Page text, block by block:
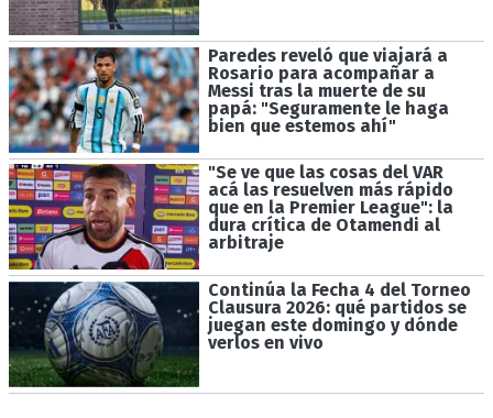
Paredes reveló que viajará a
Rosario para acompañar a
Messi tras la muerte de su
papá: "Seguramente le haga
bien que estemos ahí"
"Se ve que las cosas del VAR
acá las resuelven más rápido
que en la Premier League": la
dura crítica de Otamendi al
arbitraje
Continúa la Fecha 4 del Torneo
Clausura 2026: qué partidos se
juegan este domingo y dónde
verlos en vivo